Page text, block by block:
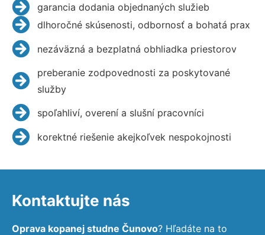
garancia dodania objednaných služieb
dlhoročné skúsenosti, odbornosť a bohatá prax
nezáväzná a bezplatná obhliadka priestorov
preberanie zodpovednosti za poskytované
služby
spoľahliví, overení a slušní pracovníci
korektné riešenie akejkoľvek nespokojnosti
Kontaktujte nás
Oprava kopanej studne Čunovo? Hľadáte na to